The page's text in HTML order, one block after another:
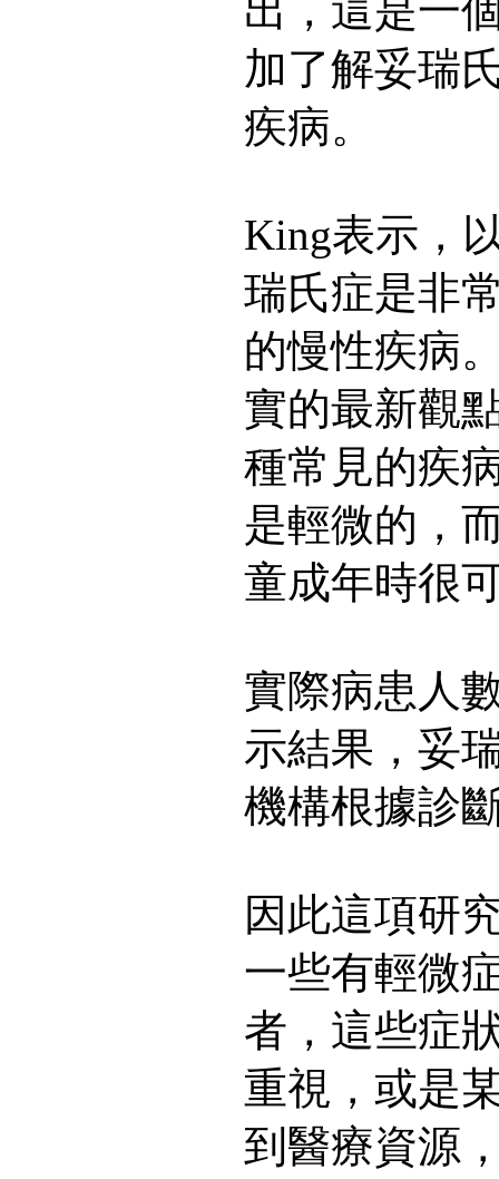
出，這是一
加了解妥瑞
疾病。
King表示，
瑞氏症是非
的慢性疾病
實的最新觀
種常見的疾
是輕微的，
童成年時很
實際病患人
示結果，妥
機構根據診
因此這項研
一些有輕微
者，這些症
重視，或是
到醫療資源